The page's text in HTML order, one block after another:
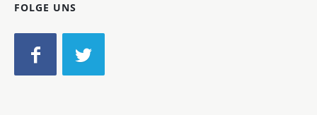
FOLGE UNS